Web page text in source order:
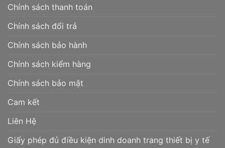
Chính sách thanh toán
Chính sách đổi trả
Chính sách bảo hành
Chính sách kiểm hàng
Chính sách bảo mật
Cam kết
Liên Hệ
Giấy phép đủ điều kiện dinh doanh trang thiết bị y tế